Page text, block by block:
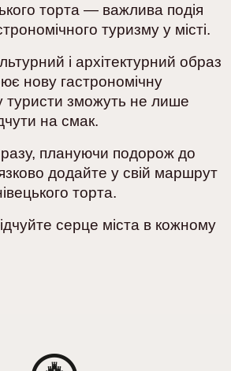
торта — важлива подія
туризму у місті.
і архітектурний образ
нову гастрономічну
туристи зможуть не лише
на смак.
плануючи подорож до
додайте у свій маршрут
торта.
серце міста в кожному